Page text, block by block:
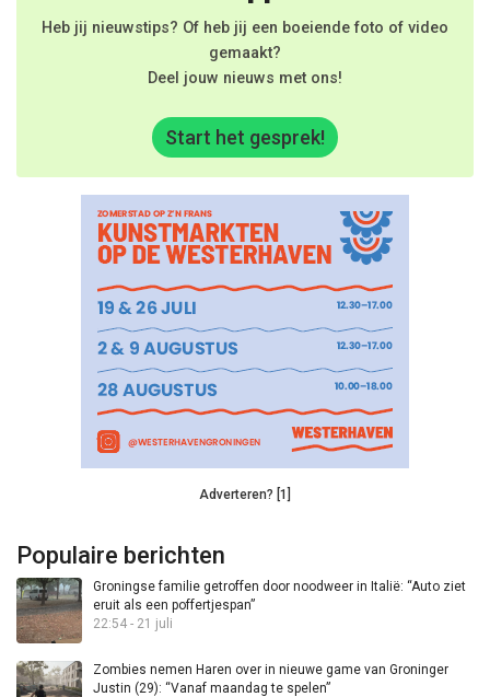
Heb jij nieuwstips? Of heb jij een boeiende foto of video
gemaakt?
Deel jouw nieuws met ons!
Start het gesprek!
Adverteren? [1]
Populaire berichten
Groningse familie getroffen door noodweer in Italië: “Auto ziet
eruit als een poffertjespan”
22:54 - 21 juli
Zombies nemen Haren over in nieuwe game van Groninger
Justin (29): “Vanaf maandag te spelen”